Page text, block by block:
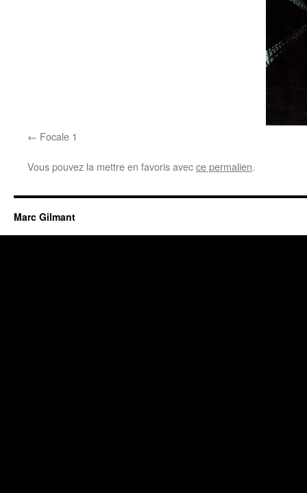
Focale 1
Vous pouvez la mettre en favoris avecce permalien.
Marc Gilmant